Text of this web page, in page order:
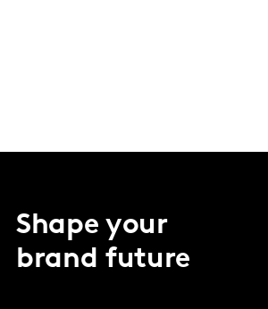
Shape your
brand future